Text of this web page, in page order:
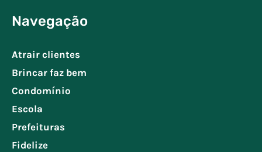
Navegação
Atrair clientes
Brincar faz bem
Condomínio
Escola
Prefeituras
Fidelize